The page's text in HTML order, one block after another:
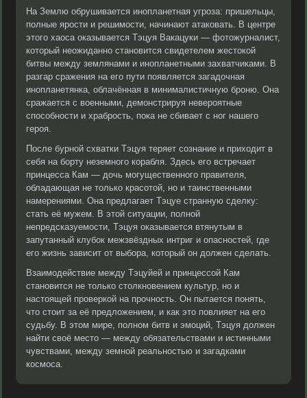
На Землю обрушивается инопланетная угроза: пришельцы,
полные ярости и решимости, начинают атаковать. В центре
этого хаоса оказывается Тэцуя Вакацуки — фотожурналист,
который неожиданно становится свидетелем жестокой
битвы между землянами и инопланетными захватчиками. В
разгар сражения на его пути появляется загадочная
инопланетянка, облачённая в минималистичную броню. Она
сражается с военными, демонстрируя невероятные
способности и храбрость, пока не сбивает с ног нашего
героя.
После бурной схватки Тэцуя теряет сознание и приходит в
себя на борту неземного корабля. Здесь его встречает
принцесса Кам — дочь могущественного правителя,
обладающая не только красотой, но и таинственными
намерениями. Она предлагает Тэцуе странную сделку:
стать её мужем. В этой ситуации, полной
непредсказуемости, Тэцуя оказывается втянутым в
запутанный клубок межзвёздных интриг и опасностей, где
его жизнь зависит от выбора, который он должен сделать.
Взаимодействие между Тэцуйей и принцессой Кам
становится не только столкновением культур, но и
настоящей проверкой на прочность. Он пытается понять,
что стоит за её предложением, и как это повлияет на его
судьбу. В этом мире, полном битв и эмоций, Тэцуя должен
найти своё место — между обязательствами и истинными
чувствами, между земной реальностью и загадками
космоса.